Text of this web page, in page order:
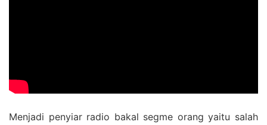
Menjadi penyiar radio bakal segme orang yaitu salah